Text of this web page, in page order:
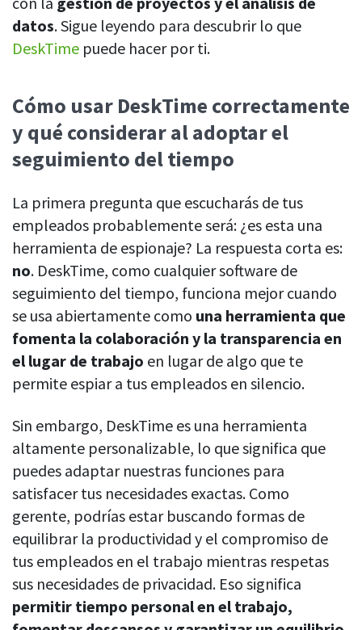
Trello
Más información sobre integraciones y API
Análisis e informes
Informes
Obtenga datos detallados sobre el rendimiento de su equipo
Panel de control de administrador
Obtenga información sobre las horas de trabajo y los niveles de
productividad de sus empleados
Panel de control de usuario
Vea las actividades y el rendimiento general de su equipo
Descargue y guarde los datos rastreados
Resumen de IA
Obtenga resúmenes rápidos generados por IA sobre el tiempo
registrado y los patrones de su equipo.
Ver todas las funciones
Gestión del personal
y mucho más
datos. Sigue leyendo para descubrir lo que
DeskTime puede hacer por ti.
Cómo usar DeskTime correctamente
y qué considerar al adoptar el
seguimiento del tiempo
La primera pregunta que escucharás de tus
empleados probablemente será: ¿es esta una
herramienta de espionaje? La respuesta corta es:
no. DeskTime, como cualquier software de
seguimiento del tiempo, funciona mejor cuando
se usa abiertamente como una herramienta que
fomenta la colaboración y la transparencia en
el lugar de trabajo en lugar de algo que te
permite espiar a tus empleados en silencio.
Sin embargo, DeskTime es una herramienta
altamente personalizable, lo que significa que
puedes adaptar nuestras funciones para
satisfacer tus necesidades exactas. Como
gerente, podrías estar buscando formas de
equilibrar la productividad y el compromiso de
tus empleados en el trabajo mientras respetas
sus necesidades de privacidad. Eso significa
permitir tiempo personal en el trabajo,